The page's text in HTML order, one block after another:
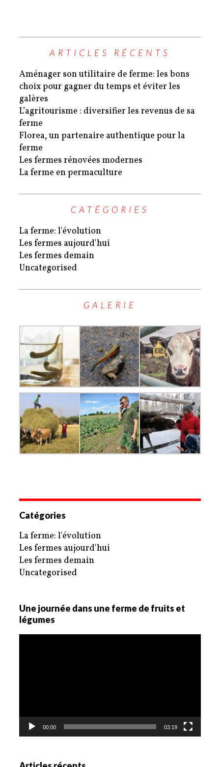
ARTICLES RÉCENTS
Aménager son utilitaire de ferme: les bons
choix pour gagner du temps et éviter les
galères
L’agritourisme : diversifier les revenus de sa
ferme
Florea, un partenaire authentique pour la
ferme
Les fermes rénovées modernes
La ferme en permaculture
CATÉGORIES
La ferme: l'évolution
Les fermes aujourd'hui
Les fermes demain
Uncategorised
GALERIE
Catégories
La ferme: l'évolution
Les fermes aujourd'hui
Les fermes demain
Uncategorised
Une journée dans une ferme de fruits et
légumes
00:00 03:19